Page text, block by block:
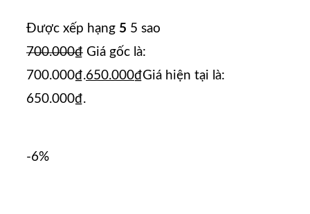
Được xếp hạng 5 5 sao
700.000₫ Giá gốc là:
700.000₫.650.000₫Giá hiện tại là:
650.000₫.
-6%